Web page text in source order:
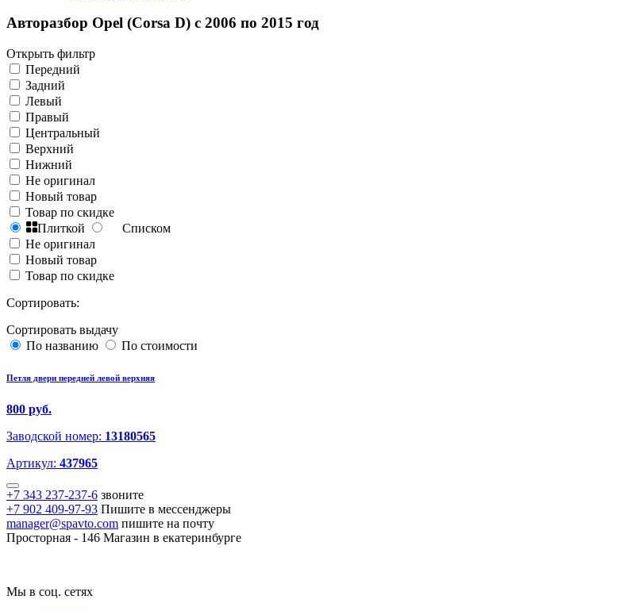
Авторазбор Opel (Corsa D) с 2006 по 2015 год
Открыть фильтр
Передний
Задний
Левый
Правый
Центральный
Верхний
Нижний
Не оригинал
Новый товар
Товар по скидке
Плиткой
Списком
Не оригинал
Новый товар
Товар по скидке
Сортировать:
Сортировать выдачу
По названию
По стоимости
Петля двери передней левой верхняя
800 руб.
Заводской номер: 13180565
Артикул: 437965
+7 343 237-237-6 звоните
+7 902 409-97-93 Пишите в мессенджеры
manager@spavto.com пишите на почту
Просторная - 146 Магазин в екатеринбурге
Мы в соц. сетях